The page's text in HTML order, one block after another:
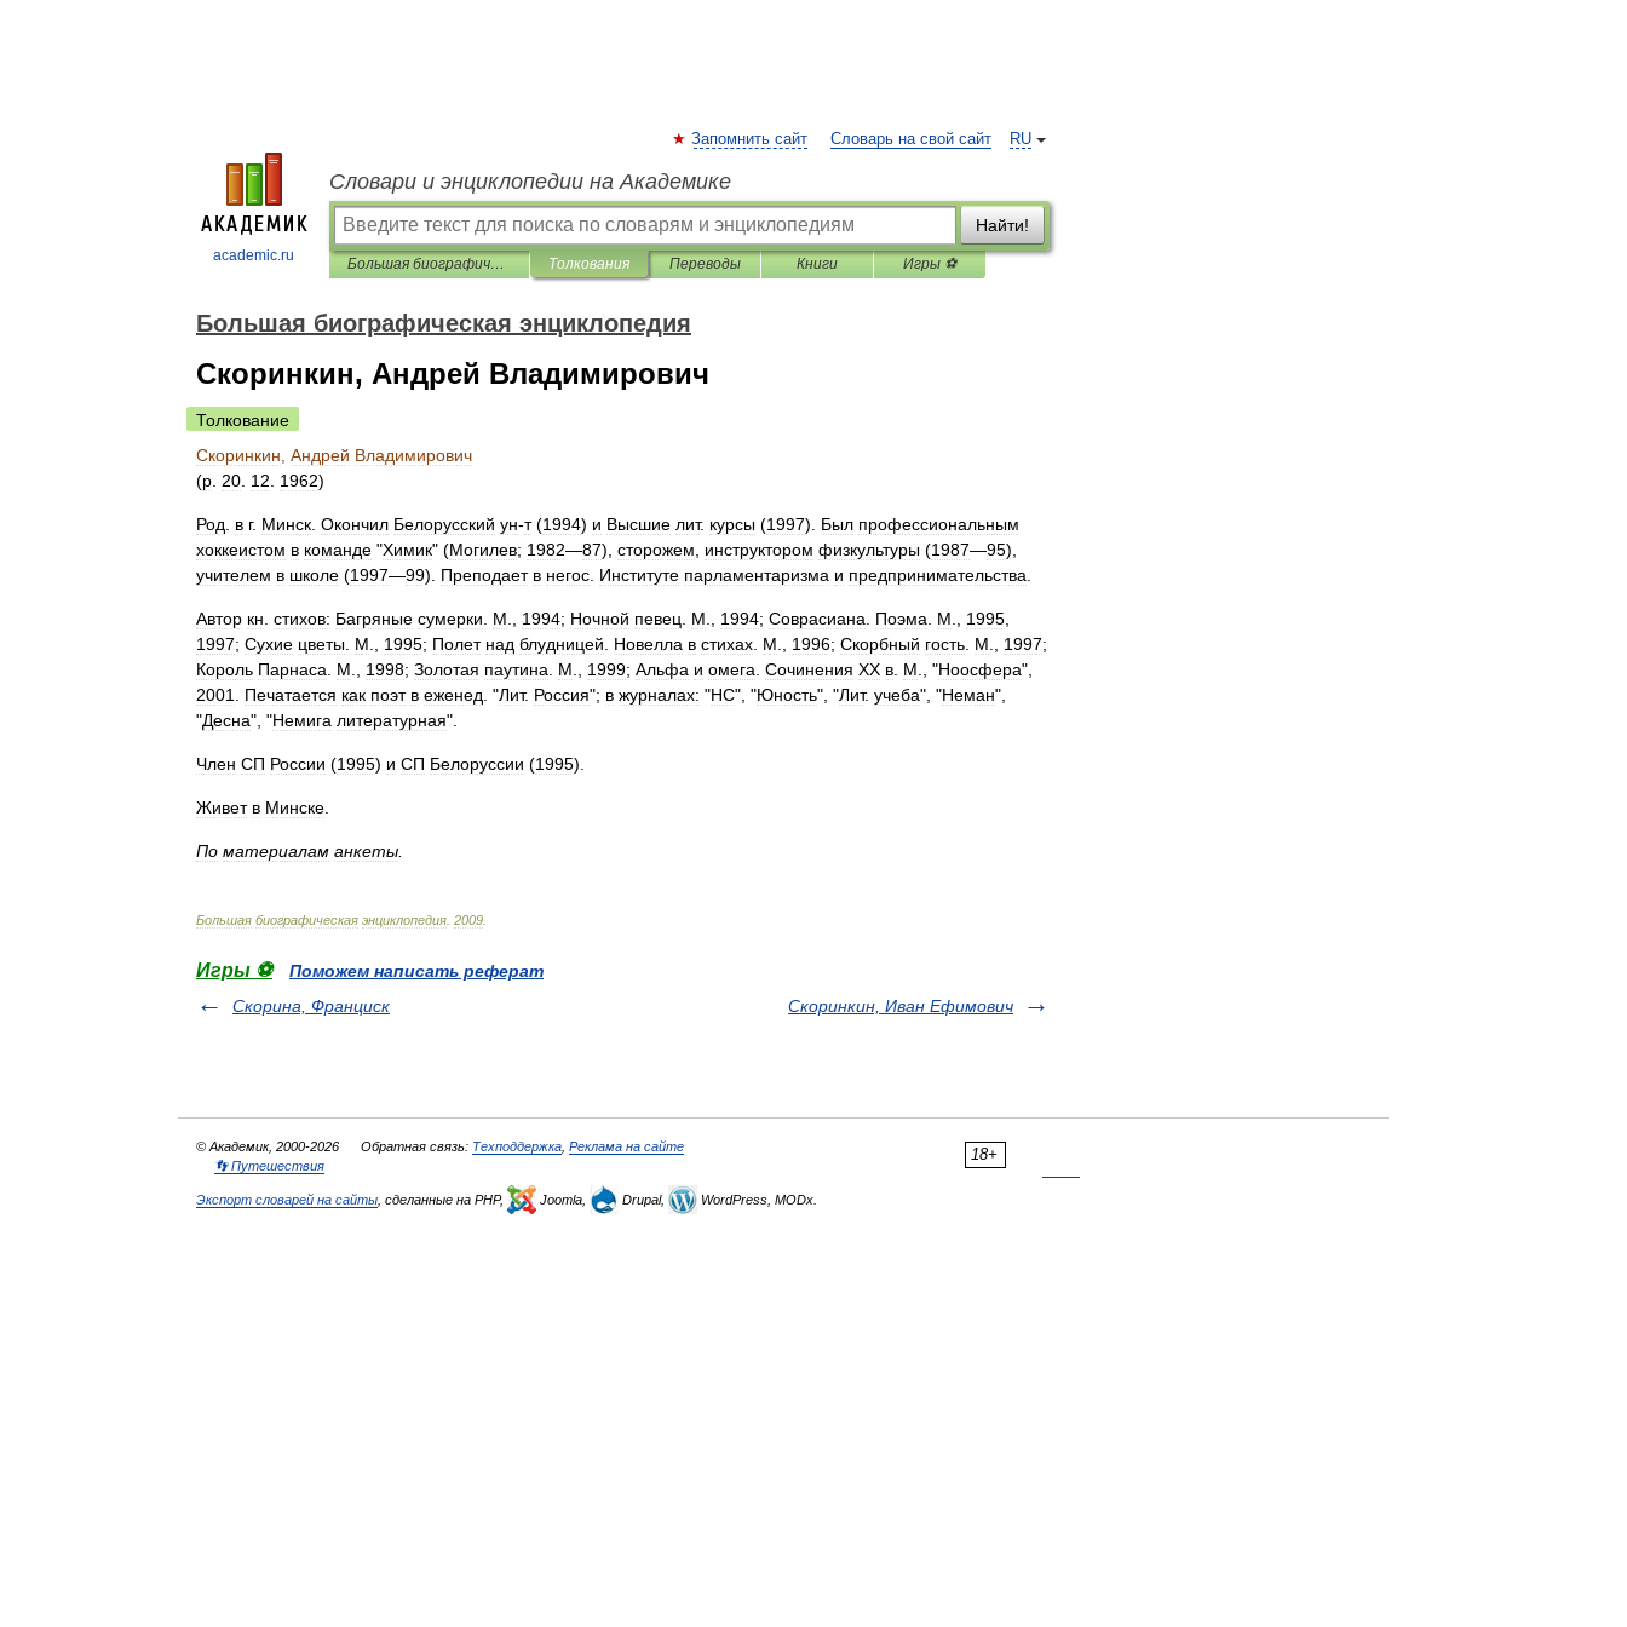
academic.ru
RU
Запомнить сайт Словарь на свой сайт
Словари и энциклопедии на Академике
Найти!
Большая биографическая энциклопедия Толкования Переводы Книги Игры ⚽
Большая биографическая энциклопедия
Скоринкин, Андрей Владимирович
Толкование
Скоринкин Андрей Владимирович
(р 20 12 1962)
Род в г. Минск Окончил Белорусский ун-т(1994) и Высшие лит. курсы (1997). Был профессиональным
хоккеистом в команде "Химик" (Могилев; 1982—87), сторожем инструктором физкультуры (1987—95),
учителем в школе (1997—99). Преподает в негос Институте парламентаризма и предпринимательства
Автор кн стихов: Багряные сумерки М 1994; Ночной певец М 1994; Соврасиана Поэма М 1995
1997; Сухие цветы М 1995; Полет над блудницей Новелла в стихах М 1996; Скорбный гость М 1997;
Король Парнаса М 1998; Золотая паутина М 1999; Альфа и омега Сочинения XX в М ., "Ноосфера",
2001
Печатается как поэт в еженед . "Лит. Россия"; в журналах: "НС", "Юность", "Лит. учеба", "Неман",
"Десна", "Немига литературная".
Член СП России (1995) и СП Белоруссии (1995).
Живет в Минске
По материалам анкеты
Большая биографическая энциклопедия 2009
Игры ⚽
Поможем написать реферат
Скорина, Франциск
Скоринкин, Иван Ефимович
18+
© Академик, 2000-2026 Обратная связь: Техподдержка Реклама на сайте
👣 Путешествия
Экспорт словарей на сайты , сделанные на PHP, Joomla, Drupal, WordPress, MODx.